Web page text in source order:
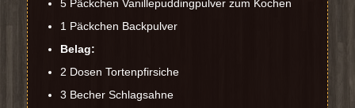
5 Päckchen Vanillepuddingpulver zum Kochen
1 Päckchen Backpulver
Belag:
2 Dosen Tortenpfirsiche
3 Becher Schlagsahne